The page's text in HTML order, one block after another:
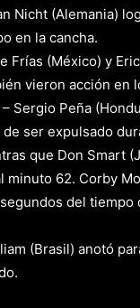
Nicht (Alemania)
en la cancha.
Frías (México) y
vieron acción en
Sergio Peña
ser expulsado
que Don Smart
minuto 62. Corby
del tiempo
(Brasil) anotó